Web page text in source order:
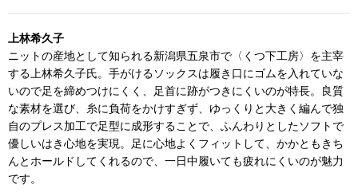
すべて見る
ダーウェア
アウター
ジャケット
コート
ブルゾン
上林希久子
ニットの産地として知られる新潟県五泉市で〈くつ下工房〉を主宰
する上林希久子氏。手がけるソックスは履き口にゴムを入れていな
いので足を締めつけにくく、足首に跡がつきにくいのが特長。良質
な素材を選び、糸に負荷をかけすぎず、ゆっくりと大きく編んで独
自のプレス加工で足型に成形することで、ふんわりとしたソフトで
優しいはき心地を実現。足に心地よくフィットして、かかともきち
んとホールドしてくれるので、一日中履いても疲れにくいのが魅力
です。